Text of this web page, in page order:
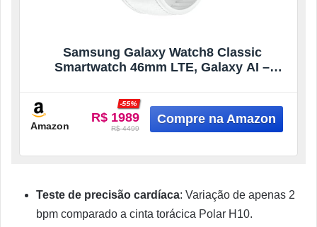
Samsung Galaxy Watch8 Classic
Smartwatch 46mm LTE, Galaxy AI –
Amazon
R$ 1989
-55%
R$ 4499
Teste de precisão cardíaca: Variação de apenas 2
bpm comparado a cinta torácica Polar H10.